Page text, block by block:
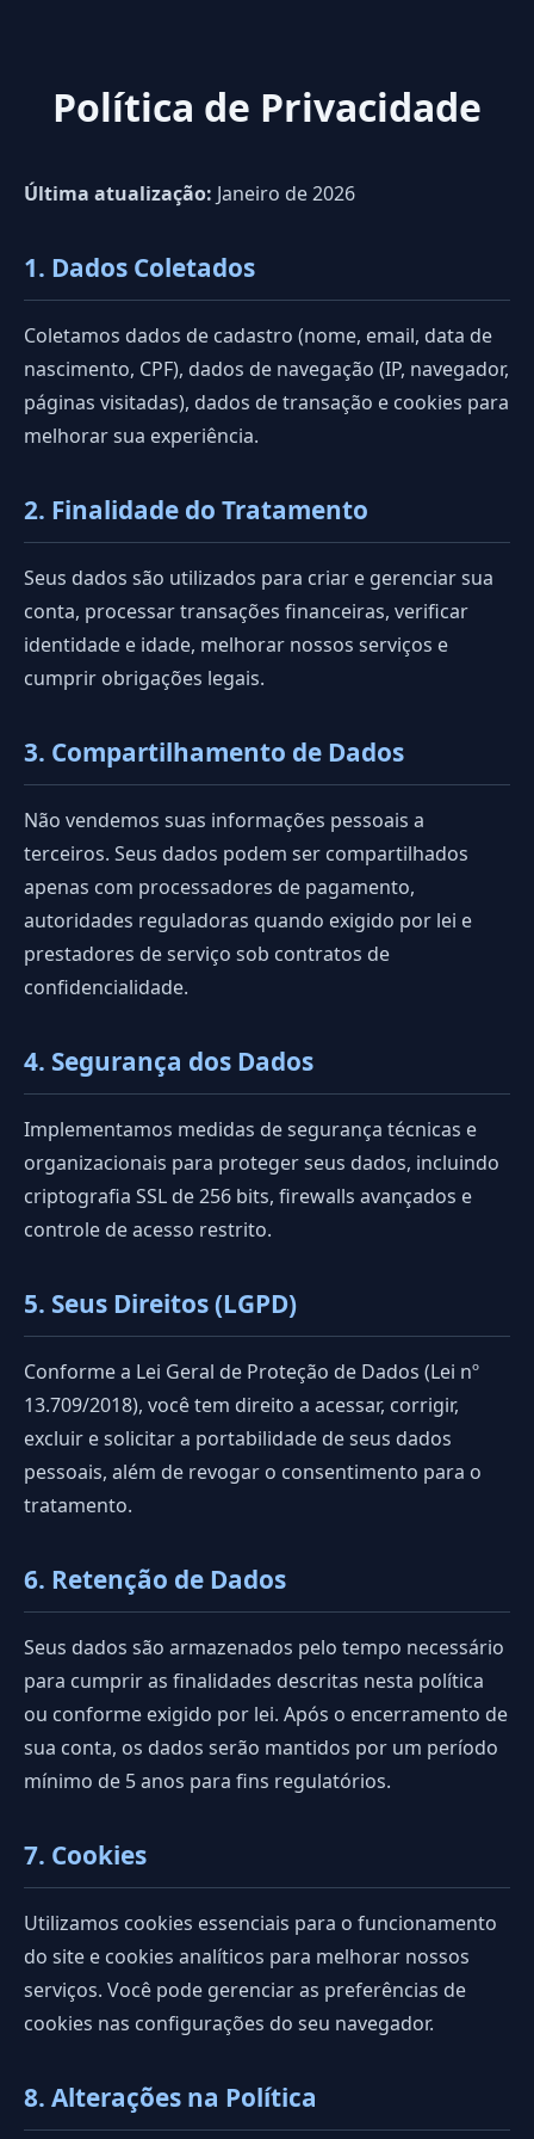
Política de Privacidade
Última atualização: Janeiro de 2026
1. Dados Coletados
Coletamos dados de cadastro (nome, email, data de
nascimento, CPF), dados de navegação (IP, navegador,
páginas visitadas), dados de transação e cookies para
melhorar sua experiência.
2. Finalidade do Tratamento
Seus dados são utilizados para criar e gerenciar sua
conta, processar transações financeiras, verificar
identidade e idade, melhorar nossos serviços e
cumprir obrigações legais.
3. Compartilhamento de Dados
Não vendemos suas informações pessoais a
terceiros. Seus dados podem ser compartilhados
apenas com processadores de pagamento,
autoridades reguladoras quando exigido por lei e
prestadores de serviço sob contratos de
confidencialidade.
4. Segurança dos Dados
Implementamos medidas de segurança técnicas e
organizacionais para proteger seus dados, incluindo
criptografia SSL de 256 bits, firewalls avançados e
controle de acesso restrito.
5. Seus Direitos (LGPD)
Conforme a Lei Geral de Proteção de Dados (Lei nº
13.709/2018), você tem direito a acessar, corrigir,
excluir e solicitar a portabilidade de seus dados
pessoais, além de revogar o consentimento para o
tratamento.
6. Retenção de Dados
Seus dados são armazenados pelo tempo necessário
para cumprir as finalidades descritas nesta política
ou conforme exigido por lei. Após o encerramento de
sua conta, os dados serão mantidos por um período
mínimo de 5 anos para fins regulatórios.
7. Cookies
Utilizamos cookies essenciais para o funcionamento
do site e cookies analíticos para melhorar nossos
serviços. Você pode gerenciar as preferências de
cookies nas configurações do seu navegador.
8. Alterações na Política